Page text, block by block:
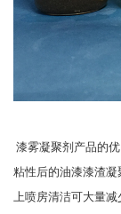
漆雾凝聚剂产品的
粘性后的油漆漆渣
上喷房清洁可大量减